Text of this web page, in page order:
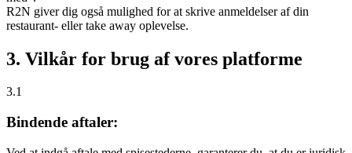
R2N giver dig også mulighed for at skrive anmeldelser af din
restaurant- eller take away oplevelse.
3. Vilkår for brug af vores platforme
3.1
Bindende aftaler: